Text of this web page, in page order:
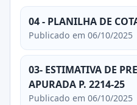
04 - PLANILHA DE
Publicado em 06/10/2025
03- ESTIMATIVA DE
APURADA P. 2214-25
Publicado em 06/10/2025